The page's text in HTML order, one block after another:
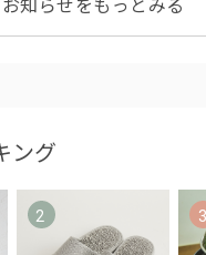
お知らせをもっとみる
ング
2 3